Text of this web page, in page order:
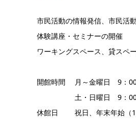
市民活動の情報発信、市民活
体験講座・セミナーの開催
ワーキングスペース、貸スペ
開館時間 月～金曜日 9：
土・日曜日 9：00
休館日 祝日、年末年始（